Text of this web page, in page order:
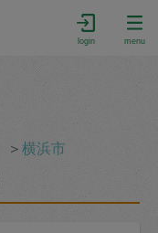
login menu
＞横浜市